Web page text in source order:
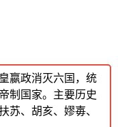
嬴政消灭六国，统
制国家。主要历史
苏、胡亥、嫪毐、